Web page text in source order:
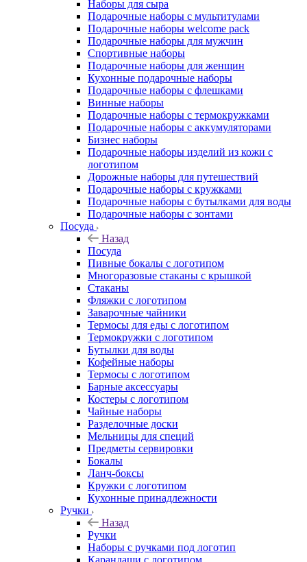
Наборы для сыра
Подарочные наборы с мультитулами
Подарочные наборы welcome pack
Подарочные наборы для мужчин
Спортивные наборы
Подарочные наборы для женщин
Кухонные подарочные наборы
Подарочные наборы с флешками
Винные наборы
Подарочные наборы с термокружками
Подарочные наборы с аккумуляторами
Бизнес наборы
Подарочные наборы изделий из кожи с
логотипом
Дорожные наборы для путешествий
Подарочные наборы с кружками
Подарочные наборы с бутылками для воды
Подарочные наборы с зонтами
Посуда
Назад
Посуда
Пивные бокалы с логотипом
Многоразовые стаканы с крышкой
Стаканы
Фляжки с логотипом
Заварочные чайники
Термосы для еды с логотипом
Термокружки с логотипом
Бутылки для воды
Кофейные наборы
Термосы с логотипом
Барные аксессуары
Костеры с логотипом
Чайные наборы
Разделочные доски
Мельницы для специй
Предметы сервировки
Бокалы
Ланч-боксы
Кружки с логотипом
Кухонные принадлежности
Ручки
Назад
Ручки
Наборы с ручками под логотип
Карандаши с логотипом